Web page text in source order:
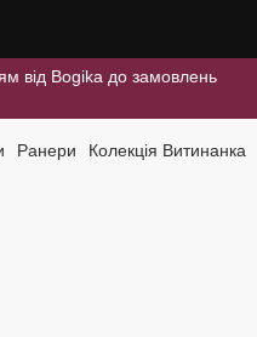
від Bogika до замовлень
Ранери Колекція Витинанка